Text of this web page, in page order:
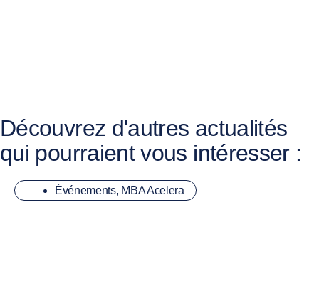
Découvrez d'autres actualités
qui pourraient vous intéresser :
Événements, MBA Acelera